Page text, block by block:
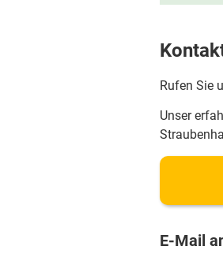
Rufen Sie
Unser
E-Mail